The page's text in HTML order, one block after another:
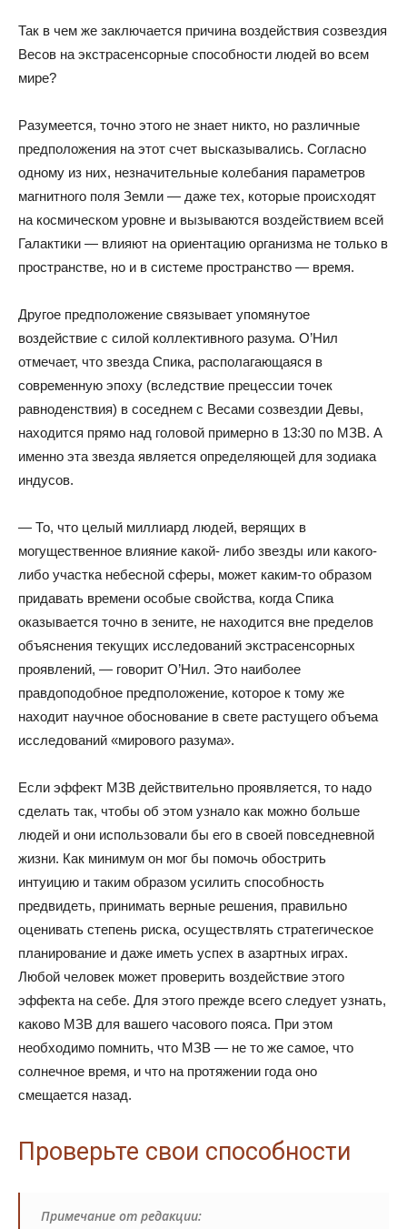
Так в чем же заключается причина воздействия созвездия
Весов на экстрасенсорные способности людей во всем
мире?
Разумеется, точно этого не знает никто, но различные
предположения на этот счет высказывались. Согласно
одному из них, незначительные колебания параметров
магнитного поля Земли — даже тех, которые происходят
на космическом уровне и вызываются воздействием всей
Галактики — влияют на ориентацию организма не только в
пространстве, но и в системе пространство — время.
Другое предположение связывает упомянутое
воздействие с силой коллективного разума. О’Нил
отмечает, что звезда Спика, располагающаяся в
современную эпоху (вследствие прецессии точек
равноденствия) в соседнем с Весами созвездии Девы,
находится прямо над головой примерно в 13:30 по МЗВ. А
именно эта звезда является определяющей для зодиака
индусов.
— То, что целый миллиард людей, верящих в
могущественное влияние какой- либо звезды или какого-
либо участка небесной сферы, может каким-то образом
придавать времени особые свойства, когда Спика
оказывается точно в зените, не находится вне пределов
объяснения текущих исследований экстрасенсорных
проявлений, — говорит О’Нил. Это наиболее
правдоподобное предположение, которое к тому же
находит научное обоснование в свете растущего объема
исследований «мирового разума».
Если эффект МЗВ действительно проявляется, то надо
сделать так, чтобы об этом узнало как можно больше
людей и они использовали бы его в своей повседневной
жизни. Как минимум он мог бы помочь обострить
интуицию и таким образом усилить способность
предвидеть, принимать верные решения, правильно
оценивать степень риска, осуществлять стратегическое
планирование и даже иметь успех в азартных играх.
Любой человек может проверить воздействие этого
эффекта на себе. Для этого прежде всего следует узнать,
каково МЗВ для вашего часового пояса. При этом
необходимо помнить, что МЗВ — не то же самое, что
солнечное время, и что на протяжении года оно
смещается назад.
Проверьте свои способности
Примечание от редакции: